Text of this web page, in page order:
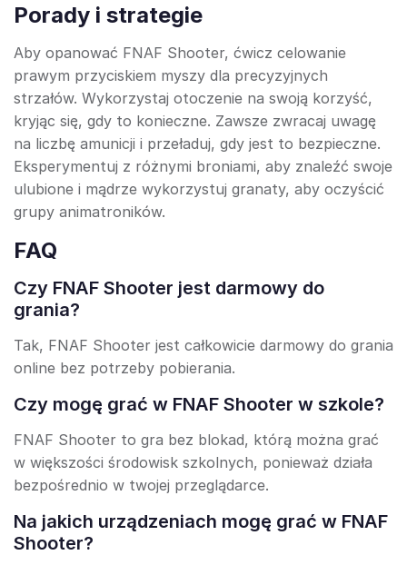
Porady i strategie
Aby opanować FNAF Shooter, ćwicz celowanie
prawym przyciskiem myszy dla precyzyjnych
strzałów. Wykorzystaj otoczenie na swoją korzyść,
kryjąc się, gdy to konieczne. Zawsze zwracaj uwagę
na liczbę amunicji i przeładuj, gdy jest to bezpieczne.
Eksperymentuj z różnymi broniami, aby znaleźć swoje
ulubione i mądrze wykorzystuj granaty, aby oczyścić
grupy animatroników.
FAQ
Czy FNAF Shooter jest darmowy do
grania?
Tak, FNAF Shooter jest całkowicie darmowy do grania
online bez potrzeby pobierania.
Czy mogę grać w FNAF Shooter w szkole?
FNAF Shooter to gra bez blokad, którą można grać
w większości środowisk szkolnych, ponieważ działa
bezpośrednio w twojej przeglądarce.
Na jakich urządzeniach mogę grać w FNAF
Shooter?